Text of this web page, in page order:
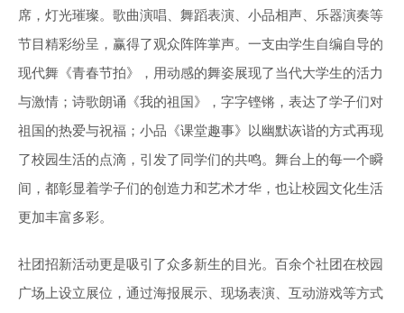
席，灯光璀璨。歌曲演唱、舞蹈表演、小品相声、乐器演奏等
节目精彩纷呈，赢得了观众阵阵掌声。一支由学生自编自导的
现代舞《青春节拍》，用动感的舞姿展现了当代大学生的活力
与激情；诗歌朗诵《我的祖国》，字字铿锵，表达了学子们对
祖国的热爱与祝福；小品《课堂趣事》以幽默诙谐的方式再现
了校园生活的点滴，引发了同学们的共鸣。舞台上的每一个瞬
间，都彰显着学子们的创造力和艺术才华，也让校园文化生活
更加丰富多彩。
社团招新活动更是吸引了众多新生的目光。百余个社团在校园
广场上设立展位，通过海报展示、现场表演、互动游戏等方式